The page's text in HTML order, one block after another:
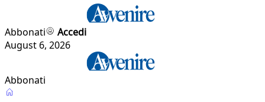
Abbonati
Accedi
August 6, 2026
Abbonati